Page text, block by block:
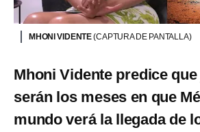
MHONI VIDENTE(CAPTURA DE PANTALLA)
Mhoni Vidente predice
serán los meses en que
mundo verá la llegada de